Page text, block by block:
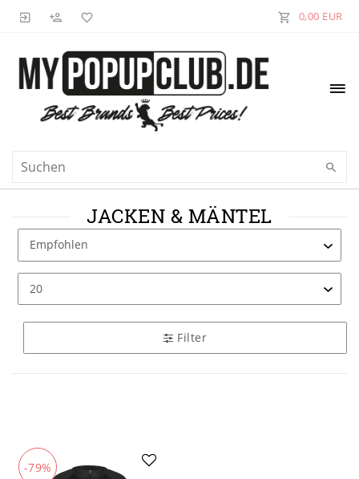
0,00 EUR
JACKEN & MÄNTEL
Filter
-79%